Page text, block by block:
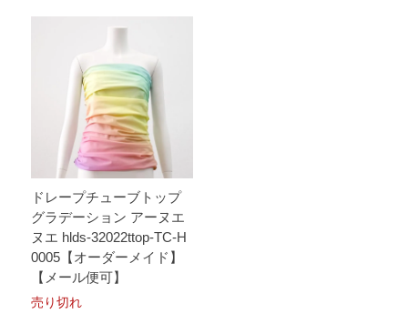
ドレープチューブトップ
グラデーション アーヌエ
ヌエ hlds-32022ttop-TC-H
0005【オーダーメイド】
【メール便可】
売り切れ